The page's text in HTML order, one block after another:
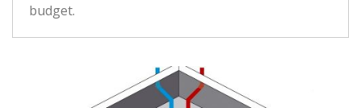
budget.